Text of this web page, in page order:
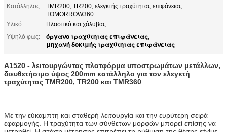
Κατάλληλος:
TMR200, TR200, ελεγκτής τραχύτητας επιφάνειας
TOMORROW360
Υλικό:
Πλαστικό και χάλυβας
Υψηλό φως:
όργανο τραχύτητας επιφάνειας,
μηχανή δοκιμής τραχύτητας επιφάνειας
A1520 - λειτουργώντας πλατφόρμα υποστρωμάτων μετάλλων,
διευθετήσιμο ύψος 200mm κατάλληλο για τον ελεγκτή
τραχύτητας TMR200, TR200 και TMR360
Με την εύκαμπτη και σταθερή λειτουργία και την ευρύτερη σειρά
εφαρμογής. Η τραχύτητα των σύνθετων μορφών μπορεί επίσης να